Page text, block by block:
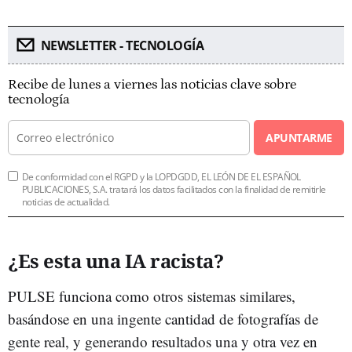
NEWSLETTER - TECNOLOGÍA
Recibe de lunes a viernes las noticias clave sobre
tecnología
APUNTARME
De conformidad con el RGPD y la LOPDGDD, EL LEÓN DE EL ESPAÑOL
PUBLICACIONES, S.A. tratará los datos facilitados con la finalidad de remitirle
noticias de actualidad.
¿Es esta una IA racista?
PULSE funciona como otros sistemas similares,
basándose en una ingente cantidad de fotografías de
gente real, y generando resultados una y otra vez en